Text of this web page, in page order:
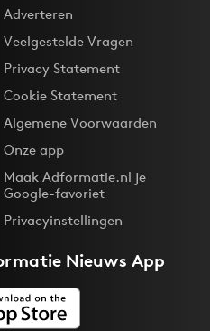
Adverteren
Veelgestelde Vragen
Privacy Statement
Cookie Statement
Algemene Voorwaarden
Onze app
Maak Adformatie.nl je
Google-favoriet
Privacyinstellingen
Nieuws App